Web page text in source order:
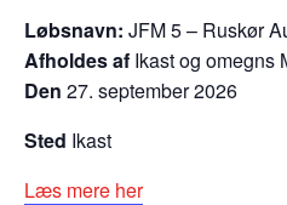
Løbsnavn: JFM 5 – Ruskør
Afholdes af Ikast og omegns
Den 27. september 2026
Sted Ikast
Læs mere her